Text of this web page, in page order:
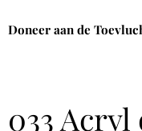
Doneer aan de
033 Acryl